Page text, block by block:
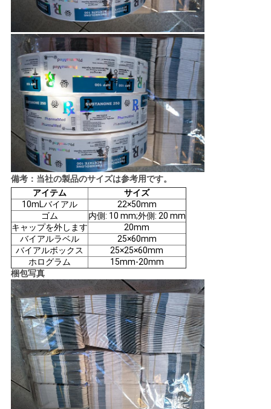
備考：当社の製品のサイズは参考用です。
アイテム
サイズ
10mLバイアル
22×50mm
ゴム
内側: 10 mm;外側: 20 mm
キャップを外します
20mm
バイアルラベル
25×60mm
バイアルボックス
25×25×60mm
ホログラム
15mm-20mm
梱包写真